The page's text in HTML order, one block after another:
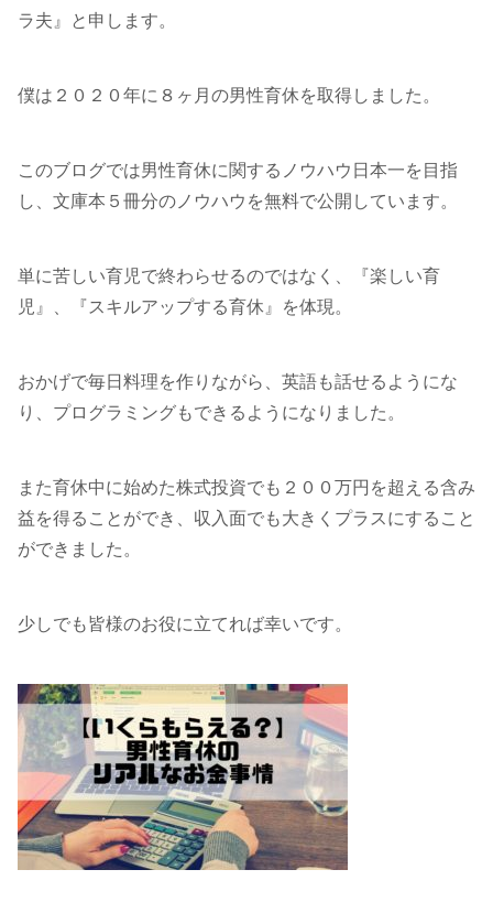
ラ夫』と申します。
僕は２０２０年に８ヶ月の男性育休を取得しました。
このブログでは男性育休に関するノウハウ日本一を目指
し、文庫本５冊分のノウハウを無料で公開しています。
単に苦しい育児で終わらせるのではなく、『楽しい育
児』、『スキルアップする育休』を体現。
おかげで毎日料理を作りながら、英語も話せるようにな
り、プログラミングもできるようになりました。
また育休中に始めた株式投資でも２００万円を超える含み
益を得ることができ、収入面でも大きくプラスにすること
ができました。
少しでも皆様のお役に立てれば幸いです。